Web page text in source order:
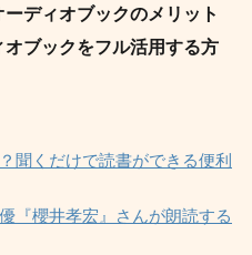
ーディオブックのメリット
オブックをフル活用する方
聞くだけで読書ができる便利
『櫻井孝宏』さんが朗読する